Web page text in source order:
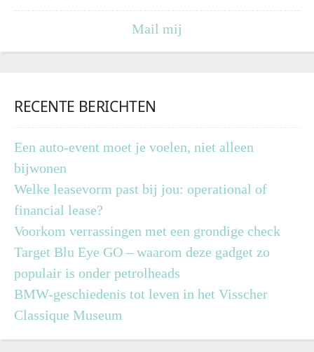
Mail mij
RECENTE BERICHTEN
Een auto-event moet je voelen, niet alleen
bijwonen
Welke leasevorm past bij jou: operational of
financial lease?
Voorkom verrassingen met een grondige check
Target Blu Eye GO – waarom deze gadget zo
populair is onder petrolheads
BMW-geschiedenis tot leven in het Visscher
Classique Museum